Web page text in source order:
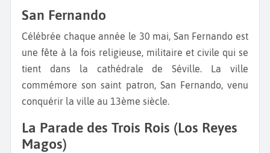
San Fernando
Célébrée chaque année le 30 mai, San Fernando est
une fête à la fois religieuse, militaire et civile qui se
tient dans la cathédrale de Séville. La ville
commémore son saint patron, San Fernando, venu
conquérir la ville au 13ème siècle.
La Parade des Trois Rois (Los Reyes
Magos)